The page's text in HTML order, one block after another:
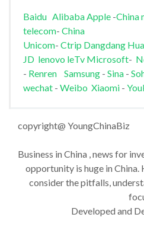
Baidu AlibabaApple-China
telecom- China
Unicom- Ctrip Dangdang
JD lenovo leTv Microsoft-
- Renren Samsung- Sina-
wechat - Weibo Xiaomi-
copyright@ YoungChinaBiz
Business in China , news for
opportunity is huge in China.
consider the pitfalls,
Developed and